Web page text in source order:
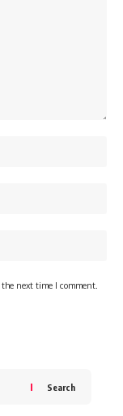
next time I comment.
Search